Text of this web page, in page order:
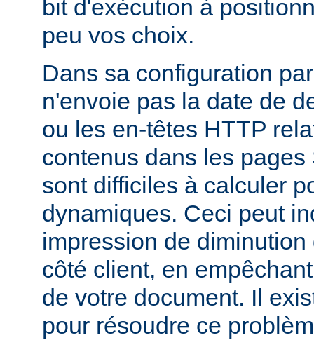
bit d'exécution à
peu vos choix.
Dans sa configuration
n'envoie pas la date de
ou les en-têtes HTTP
contenus dans les
sont difficiles à calculer
dynamiques. Ceci peut
impression de
côté client, en
de votre document. Il
pour résoudre ce